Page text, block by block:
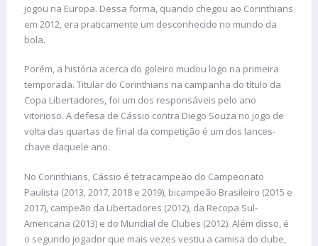
jogou na Europa. Dessa forma, quando chegou ao Corinthians
em 2012, era praticamente um desconhecido no mundo da
bola.
Porém, a história acerca do goleiro mudou logo na primeira
temporada. Titular do Corinthians na campanha do título da
Copa Libertadores, foi um dos responsáveis pelo ano
vitorioso. A defesa de Cássio contra Diego Souza no jogo de
volta das quartas de final da competição é um dos lances-
chave daquele ano.
No Corinthians, Cássio é tetracampeão do Campeonato
Paulista (2013, 2017, 2018 e 2019), bicampeão Brasileiro (2015 e
2017), campeão da Libertadores (2012), da Recopa Sul-
Americana (2013) e do Mundial de Clubes (2012). Além disso, é
o segundo jogador que mais vezes vestiu a camisa do clube,